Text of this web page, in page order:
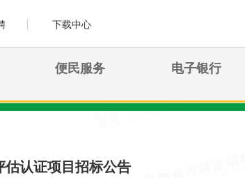
下载中心
便民服务 电子银行
认证项目招标公告